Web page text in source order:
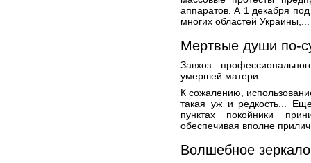
аппаратов. А 1 декабря
многих областей
Мертвые души по-
Завхоз
умершей матери
К сожалению,
такая уж и редкость...
пунктах покойники
обеспечивая вполне
Волшебное зеркало